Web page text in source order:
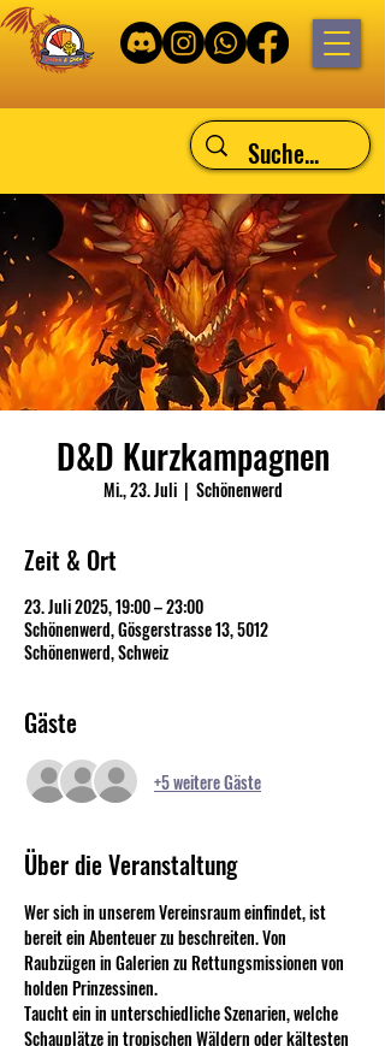
D&D Kurzkampagnen
Mi., 23. Juli
  |
Schönenwerd
Zeit & Ort
23. Juli 2025, 19:00 – 23:00
Schönenwerd, Gösgerstrasse 13, 5012
Schönenwerd, Schweiz
Gäste
+5 weitere Gäste
Über die Veranstaltung
Wer sich in unserem Vereinsraum einfindet, ist
bereit ein Abenteuer zu beschreiten. Von
Raubzügen in Galerien zu Rettungsmissionen von
holden Prinzessinen.
Taucht ein in unterschiedliche Szenarien, welche
Schauplätze in tropischen Wäldern oder kältesten